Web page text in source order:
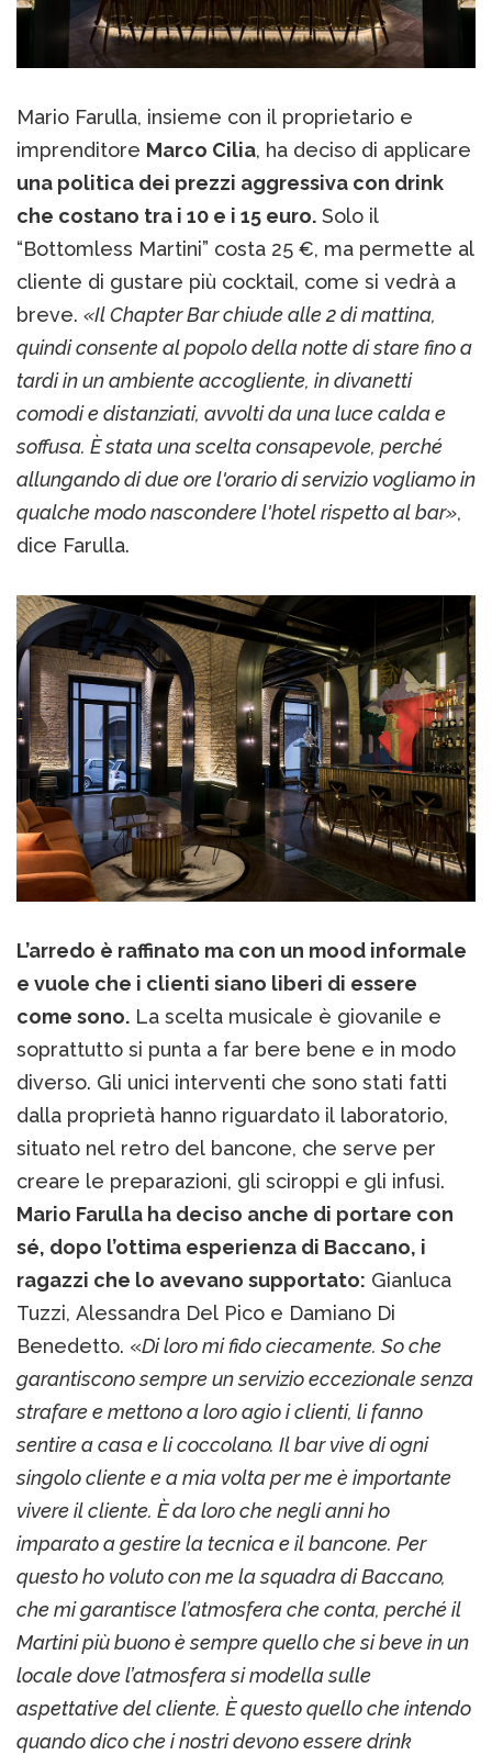
Mario Farulla, insieme con il proprietario e
imprenditore Marco Cilia, ha deciso di applicare
una politica dei prezzi aggressiva con drink
che costano tra i 10 e i 15 euro. Solo il
“Bottomless Martini” costa 25 €, ma permette al
cliente di gustare più cocktail, come si vedrà a
breve. «Il Chapter Bar chiude alle 2 di mattina,
quindi consente al popolo della notte di stare fino a
tardi in un ambiente accogliente, in divanetti
comodi e distanziati, avvolti da una luce calda e
soffusa. È stata una scelta consapevole, perché
allungando di due ore l'orario di servizio vogliamo in
qualche modo nascondere l'hotel rispetto al bar»,
dice Farulla.
L’arredo è raffinato ma con un mood informale
e vuole che i clienti siano liberi di essere
come sono. La scelta musicale è giovanile e
soprattutto si punta a far bere bene e in modo
diverso. Gli unici interventi che sono stati fatti
dalla proprietà hanno riguardato il laboratorio,
situato nel retro del bancone, che serve per
creare le preparazioni, gli sciroppi e gli infusi.
Mario Farulla ha deciso anche di portare con
sé, dopo l’ottima esperienza di Baccano, i
ragazzi che lo avevano supportato: Gianluca
Tuzzi, Alessandra Del Pico e Damiano Di
Benedetto. «Di loro mi fido ciecamente. So che
garantiscono sempre un servizio eccezionale senza
strafare e mettono a loro agio i clienti, li fanno
sentire a casa e li coccolano. Il bar vive di ogni
singolo cliente e a mia volta per me è importante
vivere il cliente. È da loro che negli anni ho
imparato a gestire la tecnica e il bancone. Per
questo ho voluto con me la squadra di Baccano,
che mi garantisce l’atmosfera che conta, perché il
Martini più buono è sempre quello che si beve in un
locale dove l’atmosfera si modella sulle
aspettative del cliente. È questo quello che intendo
quando dico che i nostri devono essere drink